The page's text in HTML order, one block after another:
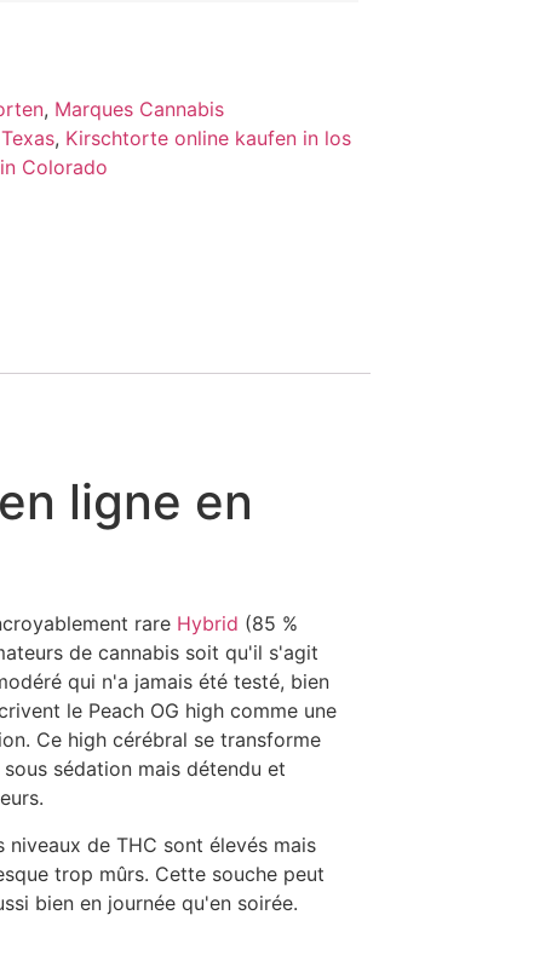
, Marques Cannabis
, Kirschtorte online kaufen in los
Colorado
ligne en
rare Hybrid (85 %
de cannabis soit qu'il s'agit
qui n'a jamais été testé, bien
le Peach OG high comme une
Ce high cérébral se transforme
sédation mais détendu et
de THC sont élevés mais
trop mûrs. Cette souche peut
bien en journée qu'en soirée.